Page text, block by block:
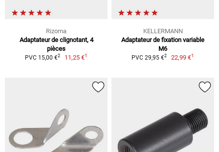
Rizoma
Adaptateur de clignotant, 4
pièces
PVC 15,00 €2 11,25 €1
KELLERMANN
Adaptateur de fixation variable
M6
PVC 29,95 €2 22,99 €1